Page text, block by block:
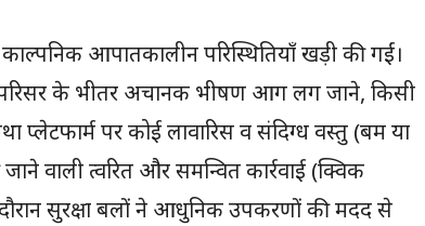
आपातकालीन परिस्थितियाँ खड़ी की गईं।
परिसर के भीतर अचानक भीषण आग लग जाने, किसी
पर कोई लावारिस व संदिग्ध वस्तु (बम या
वाली त्वरित और समन्वित कार्रवाई (क्विक
सुरक्षा बलों ने आधुनिक उपकरणों की मदद से